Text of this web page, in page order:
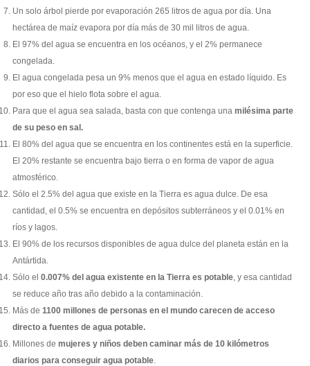
Un solo árbol pierde por evaporación 265 litros de agua por día. Una
hectárea de maíz evapora por día más de 30 mil litros de agua.
El 97% del agua se encuentra en los océanos, y el 2% permanece
congelada.
El agua congelada pesa un 9% menos que el agua en estado líquido. Es
por eso que el hielo flota sobre el agua.
Para que el agua sea salada, basta con que contenga una milésima parte
de su peso en sal.
El 80% del agua que se encuentra en los continentes está en la superficie.
El 20% restante se encuentra bajo tierra o en forma de vapor de agua
atmosférico.
Sólo el 2.5% del agua que existe en la Tierra es agua dulce. De esa
cantidad, el 0.5% se encuentra en depósitos subterráneos y el 0.01% en
ríos y lagos.
El 90% de los recursos disponibles de agua dulce del planeta están en la
Antártida.
Sólo el 0.007% del agua existente en la Tierra es potable, y esa cantidad
se reduce año tras año debido a la contaminación.
Más de 1100 millones de personas en el mundo carecen de acceso
directo a fuentes de agua potable.
Millones de mujeres y niños deben caminar más de 10 kilómetros
diarios para conseguir agua potable.